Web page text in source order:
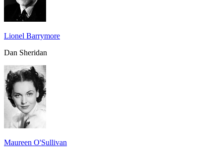
Lionel Barrymore
Dan Sheridan
Maureen O'Sullivan